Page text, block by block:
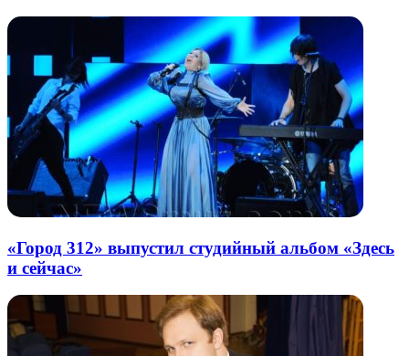
«Город 312» выпустил студийный альбом «Здесь
и сейчас»